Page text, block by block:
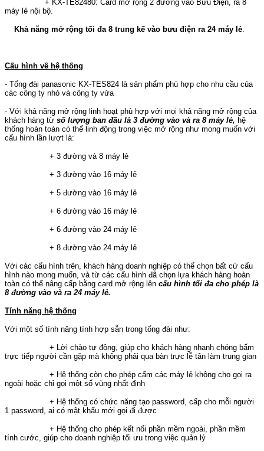
+ KX-TE82480: Card mở rộng 2 đường vào Bưu Điện, ra 8
máy lẻ nội bộ.
Khả năng mở rộng tối đa 8 trung kế vào bưu điện ra 24 máy lẻ.
Cấu hình về hệ thống
- Tổng đài panasonic KX-TES824 là sản phẩm phù hợp cho nhu cầu của
các công ty nhỏ và công ty vừa
- Với khả năng mở rộng linh hoạt phù hợp với mọi khả năng mở rộng của
khách hàng từ số lượng ban đầu là 3 đường vào và ra 8 máy lẻ, hệ
thống hoàn toàn có thể linh động trong việc mở rộng như mong muốn với
cấu hình lần lượt là:
+ 3 đường và 8 máy lẻ
+ 3 đường vào 16 máy lẻ
+ 5 đường vào 16 máy lẻ
+ 6 đường vào 16 máy lẻ
+ 6 đường vào 24 máy lẻ
+ 8 đường vào 24 máy lẻ
Với các cấu hình trên, khách hàng doanh nghiệp có thể chọn bất cứ cấu
hình nào mong muốn, và từ các cấu hình đã chọn lựa khách hàng hoàn
toàn có thể nâng cấp bằng card mở rộng lên cấu hình tối đa cho phép là
8 đường vào và ra 24 máy lẻ.
Tính năng hệ thống
Với một số tính năng tính hợp sẵn trong tổng đài như:
+ Lời chào tự động, giúp cho khách hàng nhanh chóng bấm
trực tiếp người cần gặp mà không phải qua bàn trực lễ tân làm trung gian
+ Hệ thống còn cho phép cấm các máy lẻ không cho gọi ra
ngoài hoặc chỉ gọi một số vùng nhất định
+ Hệ thống có chức năng tạo password, cấp cho mỗi người
1 password, ai có mật khẩu mới gọi đi được
+ Hệ thống cho phép kết nối phần mềm ngoài, phần mềm
tính cước, giúp cho doanh nghiệp tối ưu trong việc quản lý